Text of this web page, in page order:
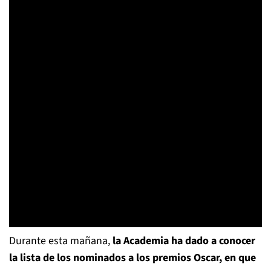
Durante esta mañana, la Academia ha dado a conocer
la lista de los nominados a los premios Oscar, en que